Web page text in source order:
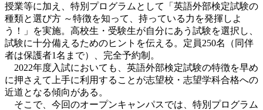
授業等に加え、特別プログラムとして「英語外部検定試験の
種類と選び方 ～特徴を知って、持っている力を発揮しよ
う！」を実施。高校生・受験生が自分にあう試験を選択し、
試験に十分備えるためのヒントを伝える。定員250名（同伴
者は保護者1名まで）、完全予約制。
2022年度入試においても、英語外部検定試験の特徴を早め
に押さえて上手に利用することが志望校・志望学科合格への
近道となる傾向がある。
そこで、今回のオープンキャンパスでは、特別プログラム